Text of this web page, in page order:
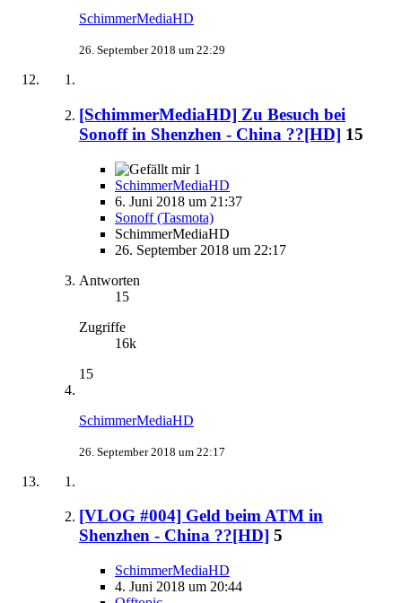
SchimmerMediaHD
26. September 2018 um 22:29
[SchimmerMediaHD] Zu Besuch bei
Sonoff in Shenzhen - China ??[HD] 15
1
SchimmerMediaHD
6. Juni 2018 um 21:37
Sonoff (Tasmota)
SchimmerMediaHD
26. September 2018 um 22:17
Antworten
15
Zugriffe
16k
15
SchimmerMediaHD
26. September 2018 um 22:17
[VLOG #004] Geld beim ATM in
Shenzhen - China ??[HD] 5
SchimmerMediaHD
4. Juni 2018 um 20:44